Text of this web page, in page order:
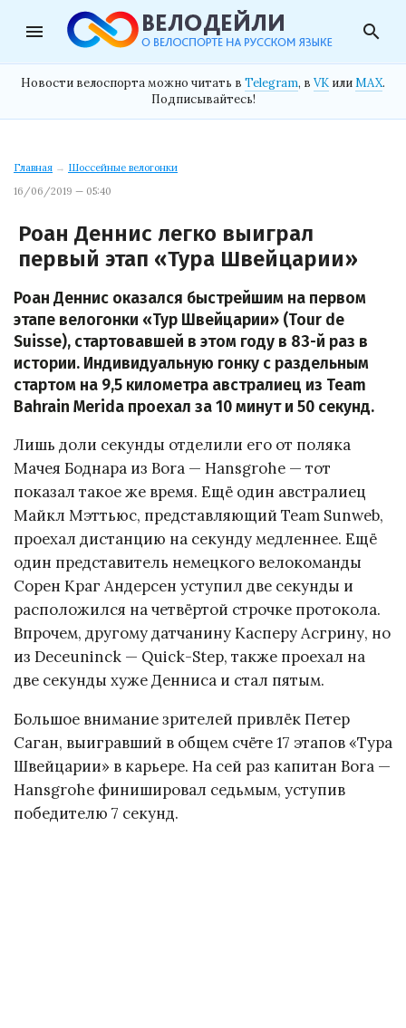
menu search
Новости велоспорта можно читать в Telegram, в VK илиMAX.
Подписывайтесь!
Главная → Шоссейные велогонки
16/06/2019 — 05:40
Роан Деннис легко выиграл
первый этап «Тура Швейцарии»
Роан Деннис оказался быстрейшим на первом
этапе велогонки «Тур Швейцарии» (Tour de
Suisse), стартовавшей в этом году в 83-й раз в
истории. Индивидуальную гонку с раздельным
стартом на 9,5 километра австралиец из Team
Bahrain Merida проехал за 10 минут и 50 секунд.
Лишь доли секунды отделили его от поляка
Мачея Боднара из Bora — Hansgrohe — тот
показал такое же время. Ещё один австралиец
Майкл Мэттьюс, представляющий Team Sunweb,
проехал дистанцию на секунду медленнее. Ещё
один представитель немецкого велокоманды
Сорен Краг Андерсен уступил две секунды и
расположился на четвёртой строчке протокола.
Впрочем, другому датчанину Касперу Асгрину, но
из Deceuninck — Quick-Step, также проехал на
две секунды хуже Денниса и стал пятым.
Большое внимание зрителей привлёк Петер
Саган, выигравший в общем счёте 17 этапов «Тура
Швейцарии» в карьере. На сей раз капитан Bora —
Hansgrohe финишировал седьмым, уступив
победителю 7 секунд.